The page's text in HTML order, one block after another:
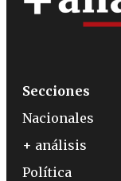
Secciones
Nacionales
+ análisis
Política